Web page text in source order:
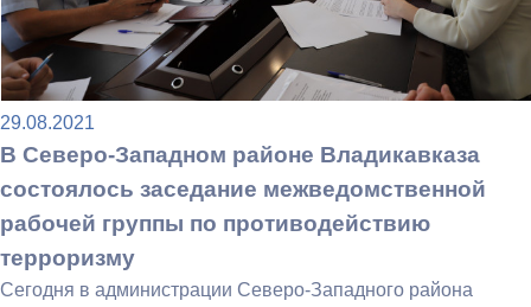
29.08.2021
В Северо-Западном районе Владикавказа
состоялось заседание межведомственной
рабочей группы по противодействию
терроризму
Сегодня в администрации Северо-Западного района